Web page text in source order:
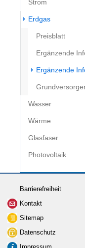
Strom
Erdgas
Preisblatt
Ergänzende
Ergänzende
Wasser
Wärme
Glasfaser
Photovoltaik
Barrierefreiheit
Kontakt
Sitemap
Datenschutz